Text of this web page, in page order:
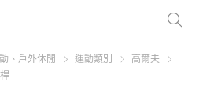
、戶外休閒 運動類別
高爾夫